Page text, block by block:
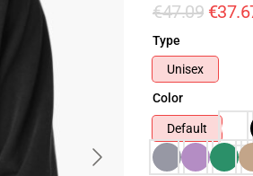
€47.09
Type
Unisex
Color
Default